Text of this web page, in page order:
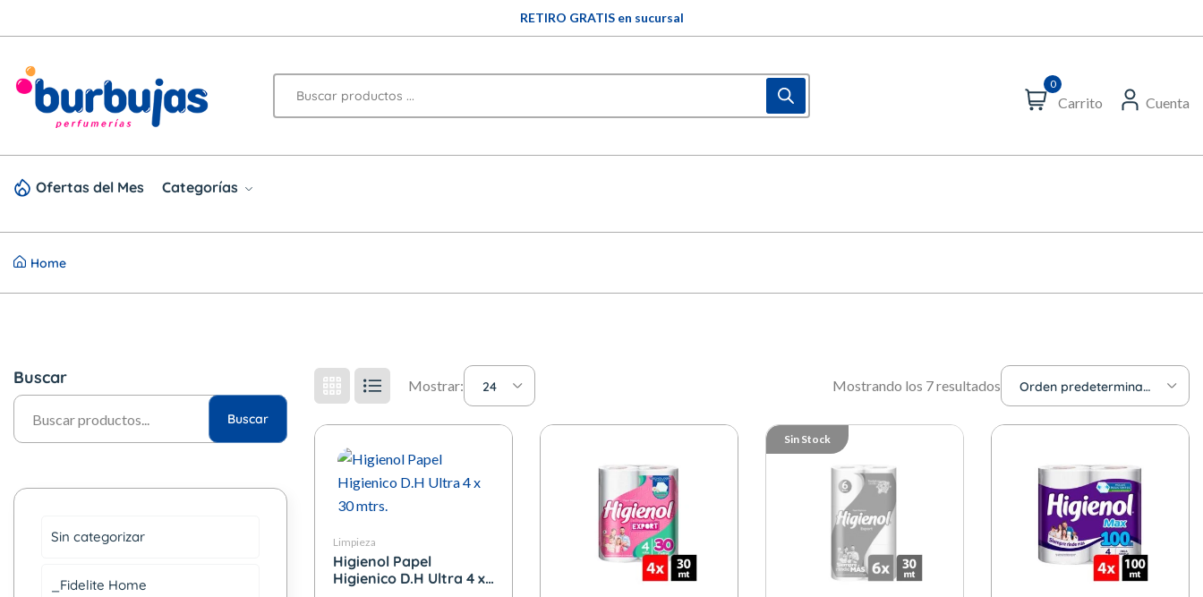
RETIRO GRATIS en sucursal
0
Carrito Cuenta
Ofertas del Mes Categorías
Home
Mostrar: 24 Mostrando los 7 resultados Orden predeterminado
Limpieza
Higienol Papel
Higienico D.H Ultra 4 x
Sin Stock
Buscar
Buscar
Sin categorizar
_Fidelite Home